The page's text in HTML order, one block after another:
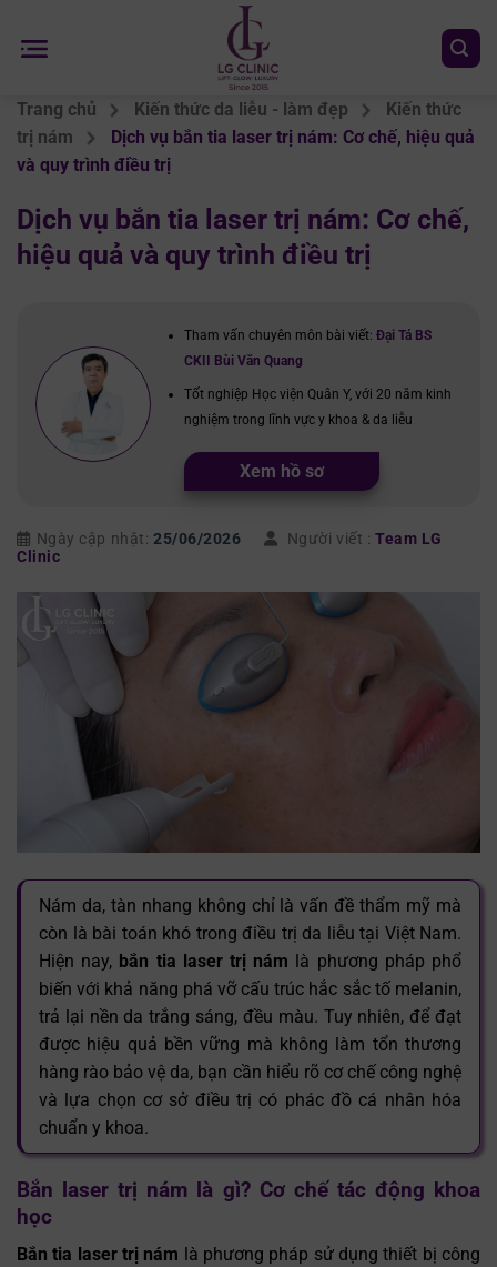
đến
Trang chủ Kiến thức da liễu - làm đẹp
Kiến thức
trị nám
Dịch vụ bắn tia laser trị nám: Cơ chế, hiệu quả
và quy trình điều trị
Dịch vụ bắn tia laser trị nám: Cơ chế,
hiệu quả và quy trình điều trị
Tham vấn chuyên môn bài viết: Đại Tá BS
CKII Bùi Văn Quang
Tốt nghiệp Học viện Quân Y, với 20 năm kinh
nghiệm trong lĩnh vực y khoa & da liễu
Xem hồ sơ
Ngày cập nhật: 25/06/2026 Người viết : Team LG
Clinic
Nám da, tàn nhang không chỉ là vấn đề thẩm mỹ mà
còn là bài toán khó trong điều trị da liễu tại Việt Nam.
Hiện nay, bắn tia laser trị nám là phương pháp phổ
biến với khả năng phá vỡ cấu trúc hắc sắc tố melanin,
trả lại nền da trắng sáng, đều màu. Tuy nhiên, để đạt
được hiệu quả bền vững mà không làm tổn thương
hàng rào bảo vệ da, bạn cần hiểu rõ cơ chế công nghệ
và lựa chọn cơ sở điều trị có phác đồ cá nhân hóa
chuẩn y khoa.
Bắn laser trị nám là gì? Cơ chế tác động khoa
học
Bắn tia laser trị nám là phương pháp sử dụng thiết bị công